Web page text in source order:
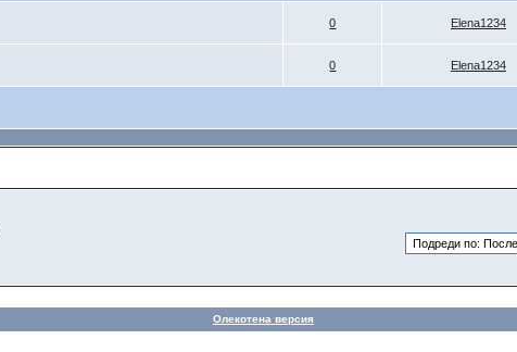
0 Elena1234
0 Elena1234
Олекотена версия